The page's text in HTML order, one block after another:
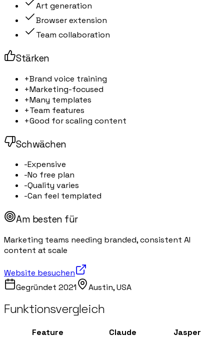
Art generation
Browser extension
Team collaboration
Stärken
+Brand voice training
+Marketing-focused
+Many templates
+Team features
+Good for scaling content
Schwächen
-Expensive
-No free plan
-Quality varies
-Can feel templated
Am besten für
Marketing teams needing branded, consistent AI
content at scale
Website besuchen
Gegründet 2021 Austin, USA
Funktionsvergleich
Feature Claude
Jasper